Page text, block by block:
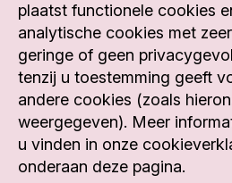
Plesmanlaan 121
1066 CX Amsterdam
020 512 9111
Bezoektijden
Ma-Vrij:
10:30 - 13:00
Weekend: 10:30 - 20:00
plaatst functionele cookies
analytische cookies met zeer
geringe of geen
tenzij u toestemming geeft
andere cookies (zoals
weergegeven). Meer
u vinden in onze
onderaan deze pagina.